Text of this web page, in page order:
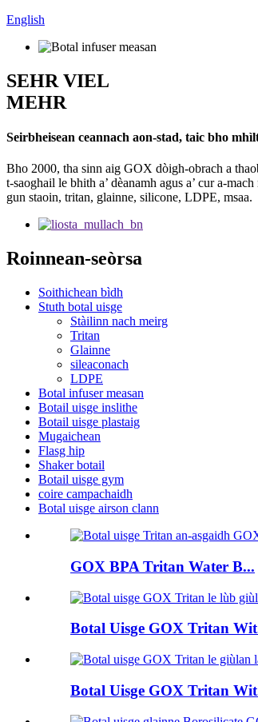
English
SEHR VIEL
MEHR
Seirbheisean ceannach aon-stad, taic bho
Bho 2000, tha sinn aig GOX dòigh-obrach a
t-saoghail le bhith a’ dèanamh agus a’ cur a-
gun staoin, tritan, glainne, silicone, LDPE, msaa.
Roinnean-seòrsa
Soithichean bìdh
Stuth botal uisge
Stàilinn nach meirg
Tritan
Glainne
sileaconach
LDPE
Botal infuser measan
Botail uisge inslithe
Botail uisge plastaig
Mugaichean
Flasg hip
Shaker botail
Botail uisge gym
coire campachaidh
Botal uisge airson clann
GOX BPA Tritan Water B...
Botal Uisge GOX Tritan
Botal Uisge GOX Tritan